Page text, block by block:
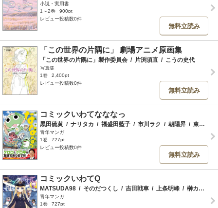
小説・実用書
1～2巻
900pt
レビュー投稿数0件
無料立読み
「この世界の片隅に」 劇場アニメ原画集
「この世界の片隅に」製作委員会 / 片渕須直 / こうの史代
写真集
1巻
2,400pt
レビュー投稿数0件
無料立読み
コミックいわてなななっ
黒田硫黄 / ナリタカ / 福盛田藍子 / 市川ラク / 朝陽昇 / 東和広
青年マンガ
1巻
727pt
レビュー投稿数0件
無料立読み
コミックいわてQ
MATSUDA98 / そのだつくし / 吉田戦車 / 上条明峰 / 榊カルラ
青年マンガ
1巻
727pt